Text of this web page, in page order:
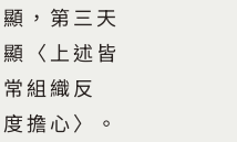
，第三天
〈上述皆
組織反
擔心〉。